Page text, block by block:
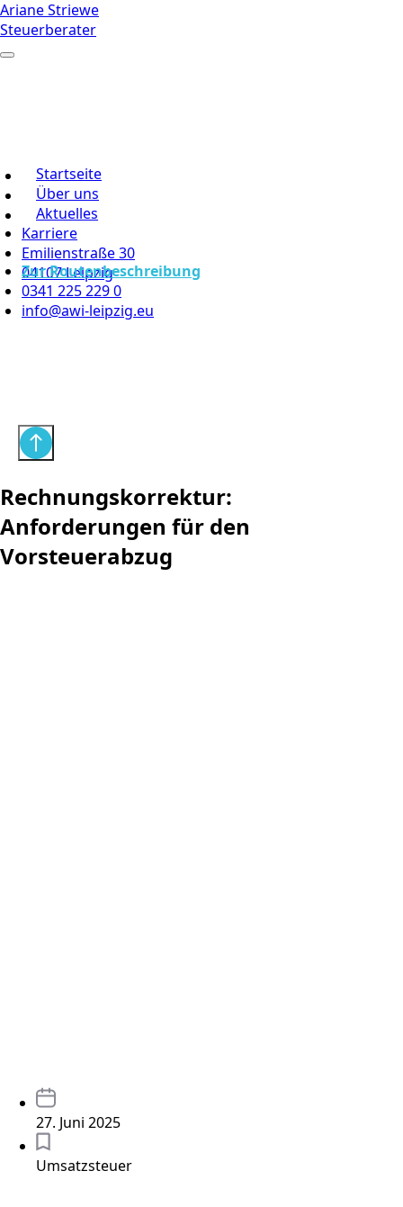
Ariane Striewe
Steuerberater
Startseite
Über uns
Aktuelles
Karriere
Emilienstraße 30
04107 Leipzig
Zur Routenbeschreibung
0341 225 229 0
info@awi-leipzig.eu
Rechnungskorrektur:
Anforderungen für den
Vorsteuerabzug
27. Juni 2025
Umsatzsteuer